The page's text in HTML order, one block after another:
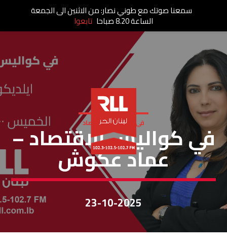
في كواليس الإقتصاد
في كواليس الاقتصاد –
عماد عكّوش
23-10-2025
سمعنا صوتك مع طوني نصار: من الاثنين الى الجمعة
الساعة 8.20 صباحا تابعوا